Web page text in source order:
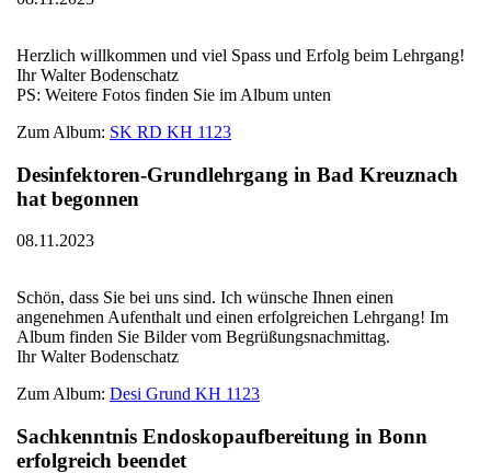
Herzlich willkommen und viel Spass und Erfolg beim Lehrgang!
Ihr Walter Bodenschatz
PS: Weitere Fotos finden Sie im Album unten
Zum Album: SK RD KH 1123
Desinfektoren-Grundlehrgang in Bad Kreuznach
hat begonnen
08.11.2023
Schön, dass Sie bei uns sind. Ich wünsche Ihnen einen
angenehmen Aufenthalt und einen erfolgreichen Lehrgang! Im
Album finden Sie Bilder vom Begrüßungsnachmittag.
Ihr Walter Bodenschatz
Zum Album: Desi Grund KH 1123
Sachkenntnis Endoskopaufbereitung in Bonn
erfolgreich beendet